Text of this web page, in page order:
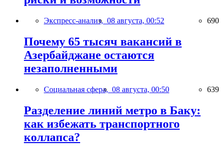
Экспресс-анализ, 08 августа, 00:52 690
Почему 65 тысяч вакансий в
Азербайджане остаются
незаполненными
Социальная сфера, 08 августа, 00:50 639
Разделение линий метро в Баку:
как избежать транспортного
коллапса?